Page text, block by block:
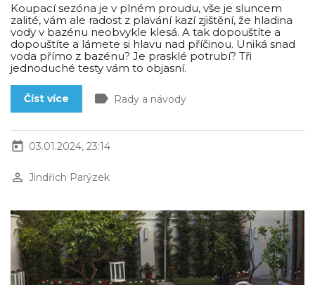
Koupací sezóna je v plném proudu, vše je sluncem
zalité, vám ale radost z plavání kazí zjištění, že hladina
vody v bazénu neobvykle klesá. A tak dopouštíte a
dopouštíte a lámete si hlavu nad příčinou. Uniká snad
voda přímo z bazénu? Je prasklé potrubí? Tři
jednoduché testy vám to objasní.
Číst více label Rady a návody
today 03.01.2024, 23:14
perm_identity Jindřich Parýzek